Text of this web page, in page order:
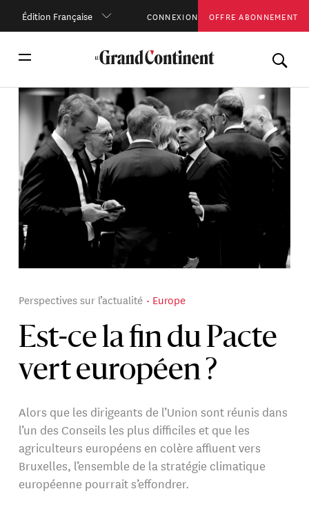
Édition Française CONNEXION OFFRE ABONNEMENT
Est-ce la fin du Pacte
vert européen ?
Perspectives sur l’actualité Europe
Alors que les dirigeants de l’Union sont réunis dans
l’un des Conseils les plus difficiles et que les
agriculteurs européens en colère affluent vers
Bruxelles, l’ensemble de la stratégie climatique
européenne pourrait s’effondrer.